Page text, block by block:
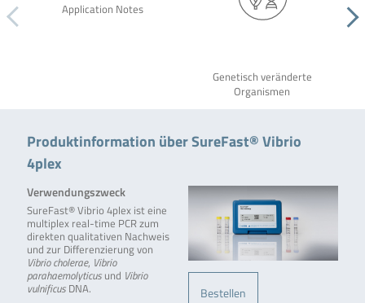
Application Notes
Genetisch veränderte
Organismen
Produktinformation über SureFast® Vibrio
4plex
Bestellen
Verwendungszweck
SureFast® Vibrio 4plex ist eine
multiplex real-time PCR zum
direkten qualitativen Nachweis
und zur Differenzierung von
Vibrio cholerae, Vibrio
parahaemolyticusund Vibrio
vulnificusDNA.